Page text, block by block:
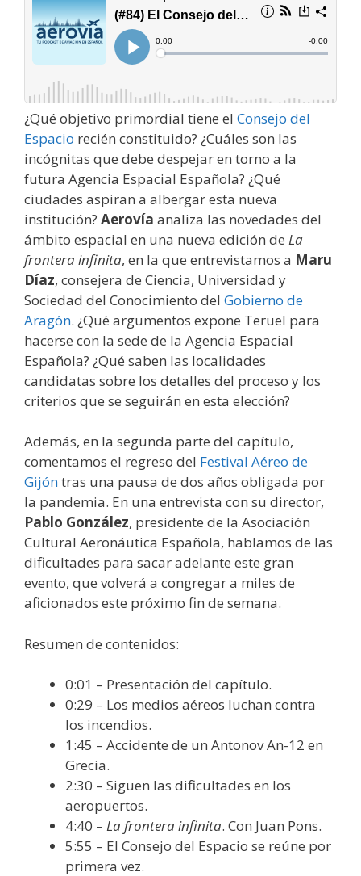
¿Qué objetivo primordial tiene el Consejo del
Espacio recién constituido? ¿Cuáles son las
incógnitas que debe despejar en torno a la
futura Agencia Espacial Española? ¿Qué
ciudades aspiran a albergar esta nueva
institución? Aerovía analiza las novedades del
ámbito espacial en una nueva edición de La
frontera infinita, en la que entrevistamos a Maru
Díaz, consejera de Ciencia, Universidad y
Sociedad del Conocimiento del Gobierno de
Aragón. ¿Qué argumentos expone Teruel para
hacerse con la sede de la Agencia Espacial
Española? ¿Qué saben las localidades
candidatas sobre los detalles del proceso y los
criterios que se seguirán en esta elección?
Además, en la segunda parte del capítulo,
comentamos el regreso del Festival Aéreo de
Gijóntras una pausa de dos años obligada por
la pandemia. En una entrevista con su director,
Pablo González, presidente de la Asociación
Cultural Aeronáutica Española, hablamos de las
dificultades para sacar adelante este gran
evento, que volverá a congregar a miles de
aficionados este próximo fin de semana.
Resumen de contenidos:
0:01 – Presentación del capítulo.
0:29 – Los medios aéreos luchan contra
los incendios.
1:45 – Accidente de un Antonov An-12 en
Grecia.
2:30 – Siguen las dificultades en los
aeropuertos.
4:40 – La frontera infinita. Con Juan Pons.
5:55 – El Consejo del Espacio se reúne por
primera vez.